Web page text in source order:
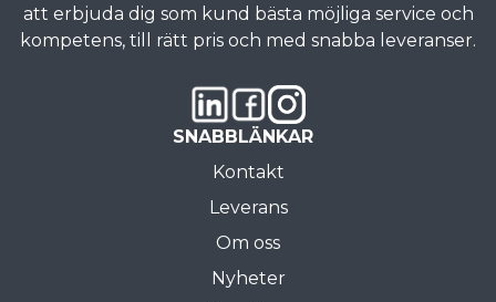
att erbjuda dig som kund bästa möjliga service och
kompetens, till rätt pris och med snabba leveranser.
SNABBLÄNKAR
Kontakt
Leverans
Om oss
Nyheter